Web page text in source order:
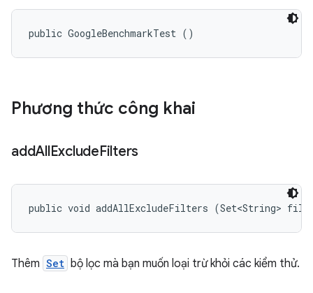
public GoogleBenchmarkTest ()
Phương thức công khai
addAllExcludeFilters
public void addAllExcludeFilters (Set<String>
Thêm Set bộ lọc mà bạn muốn loại trừ khỏi các kiểm thử.